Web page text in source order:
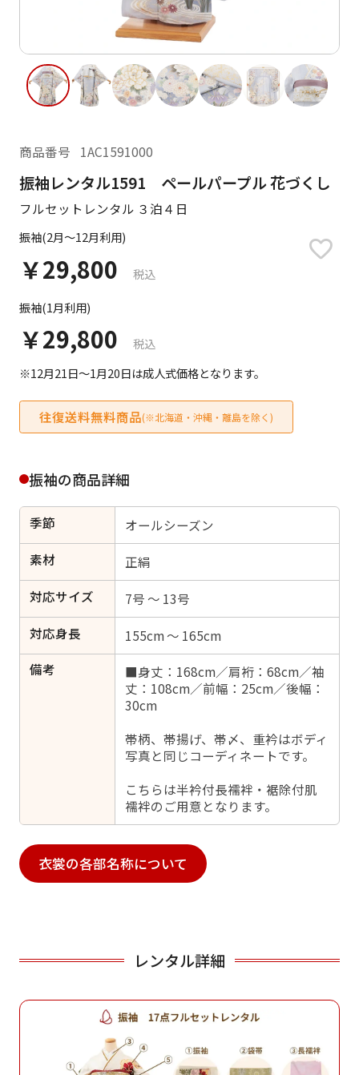
3 4 5 6
9 10 11 12 13 14
15
16
17 18 19 20 21
22
6
7
13
14
現在選択しているご利用日
ご利用される方
キャンセル
商品番号 1AC1591000
振袖レンタル1591 ペールパープル 花づくし
フルセットレンタル ３泊４日
振袖(2月～12月利用)
￥29,800
税込
振袖(1月利用)
￥29,800
税込
※12月21日～1月20日は成人式価格となります。
往復送料無料商品(※北海道・沖縄・離島を除く)
振袖の商品詳細
季節
オールシーズン
素材
正絹
対応サイズ
7号 ～ 13号
対応身長
155cm ～ 165cm
備考
■身丈：168cm／肩裄：68cm／袖
丈：108cm／前幅：25cm／後幅：
30cm
帯柄、帯揚げ、帯〆、重衿はボディ
写真と同じコーディネートです。
こちらは半衿付長襦袢・裾除付肌
襦袢のご用意となります。
衣裳の各部名称について
レンタル詳細